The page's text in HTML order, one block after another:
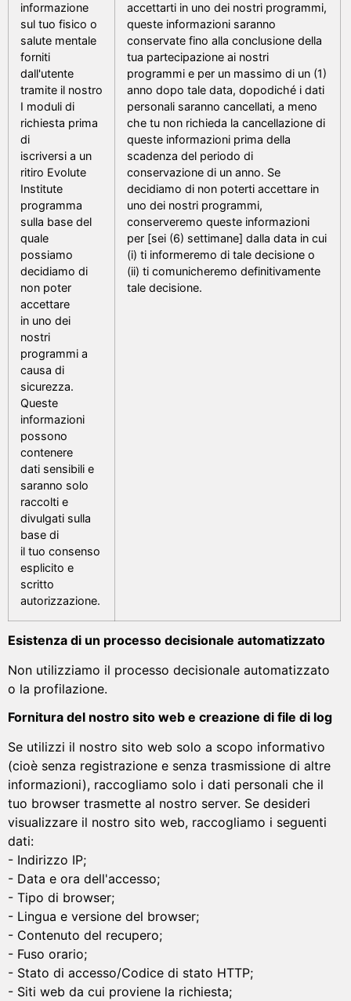
informazione
sul tuo fisico o
salute mentale
forniti
dall'utente
tramite il nostro
I moduli di
richiesta prima
di
iscriversi a un
ritiro Evolute
Institute
programma
sulla base del
quale
possiamo
decidiamo di
non poter
accettare
in uno dei
nostri
programmi a
causa di
sicurezza.
Queste
informazioni
possono
contenere
dati sensibili e
saranno solo
raccolti e
divulgati sulla
base di
il tuo consenso
esplicito e
scritto
autorizzazione.
accettarti in uno dei nostri programmi,
queste informazioni saranno
conservate fino alla conclusione della
tua partecipazione ai nostri
programmi e per un massimo di un (1)
anno dopo tale data, dopodiché i dati
personali saranno cancellati, a meno
che tu non richieda la cancellazione di
queste informazioni prima della
scadenza del periodo di
conservazione di un anno. Se
decidiamo di non poterti accettare in
uno dei nostri programmi,
conserveremo queste informazioni
per [sei (6) settimane] dalla data in cui
(i) ti informeremo di tale decisione o
(ii) ti comunicheremo definitivamente
tale decisione.
Esistenza di un processo decisionale automatizzato
Non utilizziamo il processo decisionale automatizzato
o la profilazione.
Fornitura del nostro sito web e creazione di file di log
Se utilizzi il nostro sito web solo a scopo informativo
(cioè senza registrazione e senza trasmissione di altre
informazioni), raccogliamo solo i dati personali che il
tuo browser trasmette al nostro server. Se desideri
visualizzare il nostro sito web, raccogliamo i seguenti
dati:
- Indirizzo IP;
- Data e ora dell'accesso;
- Tipo di browser;
- Lingua e versione del browser;
- Contenuto del recupero;
- Fuso orario;
- Stato di accesso/Codice di stato HTTP;
- Siti web da cui proviene la richiesta;